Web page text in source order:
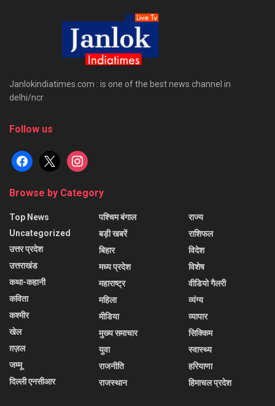
Janlokindiatimes.com : is one of the best news channel in
delhi/ncr
Follow us
facebook
x instagram
Browse by Category
Top News
Uncategorized
उत्तर प्रदेश
उत्तराखंड
कथा-कहानी
कविता
कश्मीर
खेल
ग़ज़ल
जम्मू
दिल्ली एनसीआर
पश्चिम बंगाल
बड़ी खबरें
बिहार
मध्य प्रदेश
महाराष्ट्र
महिला
मीडिया
मुख्य समाचार
युवा
राजनीति
राजस्थान
राज्य
राशिफल
विदेश
विशेष
वीडियो गैलरी
व्यंग्य
व्यापार
सिक्किम
स्वास्थ्य
हरियाणा
हिमाचल प्रदेश